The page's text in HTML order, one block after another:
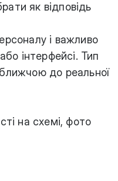
як відповідь
і важливо
інтерфейсі. Тип
до реальної
на схемі, фото